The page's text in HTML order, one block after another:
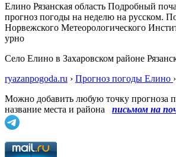
Елино Рязанская область Подробный
прогноз погоды на неделю на русском.
Норвежского Метеорологического
урно
Село Елино в Захаровском районе
ryazanpogoda.ru › Прогноз погоды Елино ›
Можно добавить любую точку прогноза
название места и района
письмом на